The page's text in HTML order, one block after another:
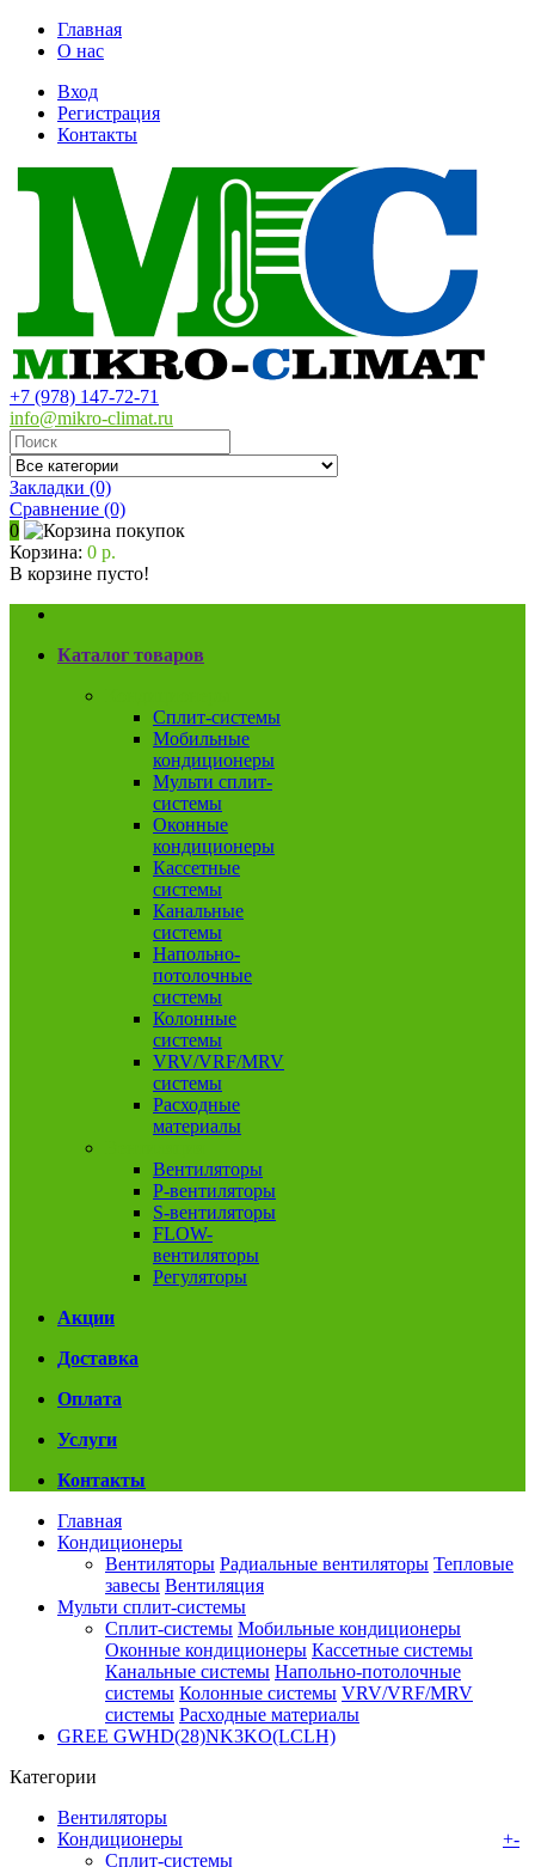
Главная
О нас
Вход
Регистрация
Контакты
+7 (978) 147-72-71
info@mikro-climat.ru
Закладки (0)
Сравнение (0)
0
Корзина: 0 р.
В корзине пусто!
Каталог товаров
Сплит-системы
Мобильные
кондиционеры
Мульти сплит-
системы
Оконные
кондиционеры
Кассетные
системы
Канальные
системы
Напольно-
потолочные
системы
Колонные
системы
VRV/VRF/MRV
системы
Расходные
материалы
Вентиляторы
P-вентиляторы
S-вентиляторы
FLOW-
вентиляторы
Регуляторы
Акции
Доставка
Оплата
Услуги
Контакты
Главная
Кондиционеры
Вентиляторы Радиальные вентиляторы Тепловые
завесы Вентиляция
Мульти сплит-системы
Сплит-системы Мобильные кондиционеры
Оконные кондиционеры Кассетные системы
Канальные системы Напольно-потолочные
системы Колонные системы VRV/VRF/MRV
системы Расходные материалы
GREE GWHD(28)NK3KO(LCLH)
Категории
Вентиляторы
Кондиционеры
+-
Сплит-системы